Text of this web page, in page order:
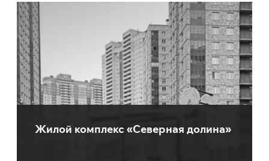
Жилой комплекс «Северная долина»